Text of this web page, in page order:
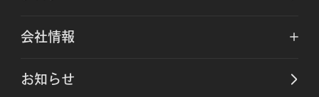
会社情報
お知らせ